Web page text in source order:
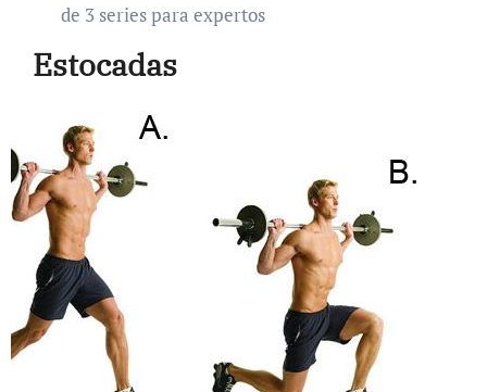
de 3 series para expertos
Estocadas